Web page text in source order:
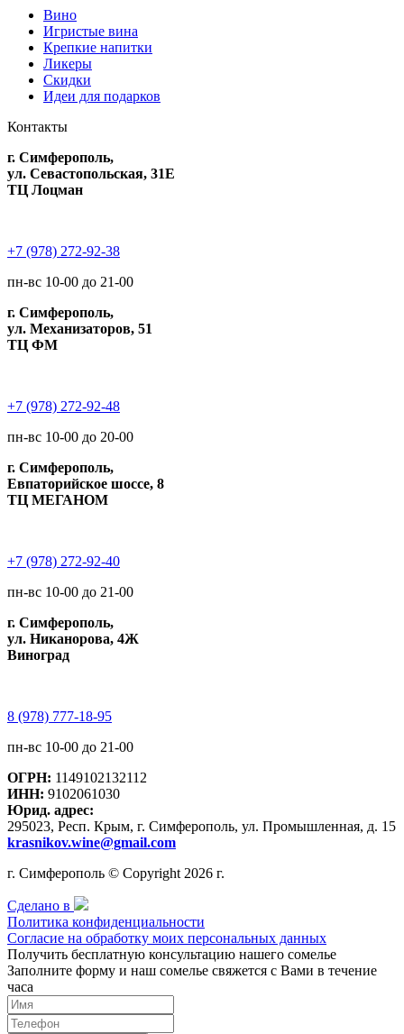
Вино
Игристые вина
Крепкие напитки
Ликеры
Скидки
Идеи для подарков
Контакты
г. Симферополь,
ул. Севастопольская, 31Е
ТЦ Лоцман
+7 (978) 272-92-38
пн-вс 10-00 до 21-00
г. Симферополь,
ул. Механизаторов, 51
ТЦ ФМ
+7 (978) 272-92-48
пн-вс 10-00 до 20-00
г. Симферополь,
Евпаторийское шоссе, 8
ТЦ МЕГАНОМ
+7 (978) 272-92-40
пн-вс 10-00 до 21-00
г. Симферополь,
ул. Никанорова, 4Ж
Виноград
8 (978) 777-18-95
пн-вс 10-00 до 21-00
ОГРН: 1149102132112
ИНН: 9102061030
Юрид. адрес:
295023, Респ. Крым, г. Симферополь, ул. Промышленная, д. 15
krasnikov.wine@gmail.com
г. Симферополь © Copyright 2026 г.
Сделано в
Политика конфиденциальности
Согласие на обработку моих персональных данных
Получить бесплатную консультацию нашего сомелье
Заполните форму и наш сомелье свяжется с Вами в течение
часа